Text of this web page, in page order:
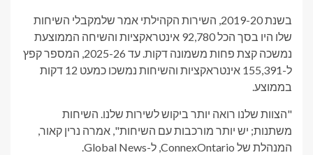
בשנת 2019-20, השירות הקהילתי אמר שלמקבלי השיחות
שלו היו בסך הכל 92,780 אינטראקציות והשיחה הממוצעת
נמשכה קצת פחות משמונה דקות. עד 2025-26, המספר קפץ
ל-155,391 אינטראקציות והשיחות נמשכו כמעט 12 דקות
בממוצע.
"הצוות שלנו רואה יותר ביקוש לשירות שלנו. השיחות
משתנות; יש יותר מורכבות עם השיחות", אמרה נרין קאור,
המנהלת של ConnexOntario, ל-Global News.